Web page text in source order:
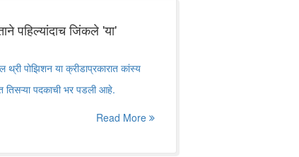
पहिल्यांदाच जिंकले 'या'
पोझिशन या क्रीडाप्रकारात कांस्य
तिसऱ्या पदकाची भर पडली आहे.
Read More